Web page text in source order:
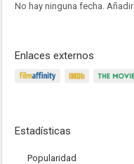
No hay ninguna fecha. Añadir
Enlaces externos
Estadísticas
Popularidad